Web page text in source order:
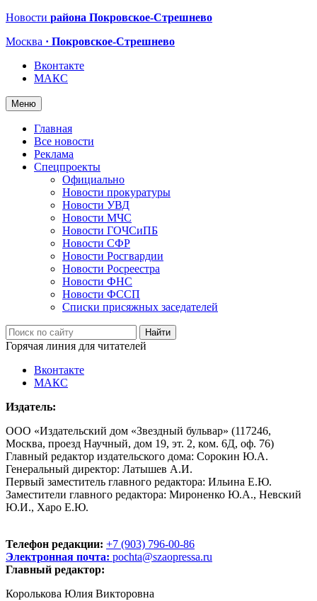
Новости района Покровское-Стрешнево
Москва · Покровское-Стрешнево
Вконтакте
МАКС
Меню
Главная
Все новости
Реклама
Спецпроекты
Официально
Новости прокуратуры
Новости УВД
Новости МЧС
Новости ГОЧСиПБ
Новости СФР
Новости Росгвардии
Новости Росреестра
Новости ФНС
Новости ФССП
Списки присяжных заседателей
Горячая линия для читателей
Вконтакте
МАКС
Издатель:
ООО «Издательский дом «Звездный бульвар» (117246,
Москва, проезд Научный, дом 19, эт. 2, ком. 6Д, оф. 76)
Главный редактор издательского дома: Сорокин Ю.А.
Генеральный директор: Латышев А.И.
Первый заместитель главного редактора: Ильина Е.Ю.
Заместители главного редактора: Мироненко Ю.А., Невский
Ю.И., Харо Е.Ю.
Телефон редакции: +7 (903) 796-00-86
Электронная почта: pochta@szaopressa.ru
Главный редактор:
Королькова Юлия Викторовна